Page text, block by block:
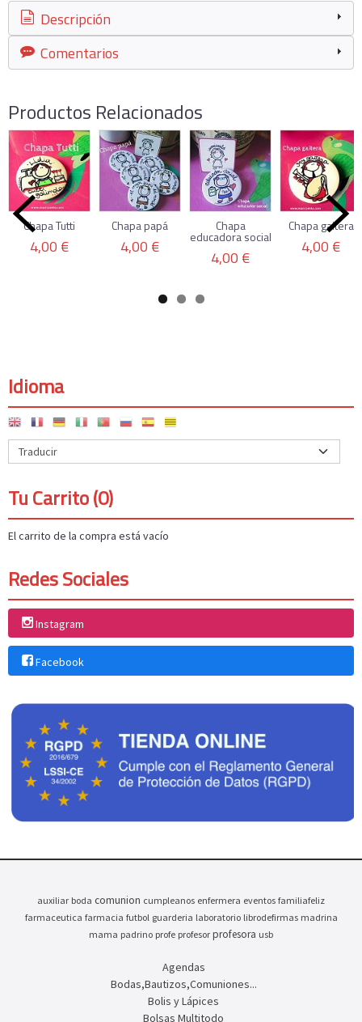
Idioma
Tu Carrito (0)
El carrito de la compra está vacío
Redes Sociales
Instagram
Facebook
Descripción
Comentarios
Productos Relacionados
Chapa Tutti
4,00 €
Chapa papá
4,00 €
Chapa
educadora social
4,00 €
Chapa gaitera
4,00 €
auxiliar boda comunion cumpleanos enfermera eventos familiafeliz
farmaceutica farmacia futbol guarderia laboratorio librodefirmas madrina
mama padrino profe profesor profesora usb
Agendas
Bodas,Bautizos,Comuniones...
Bolis y Lápices
Bolsas Multitodo